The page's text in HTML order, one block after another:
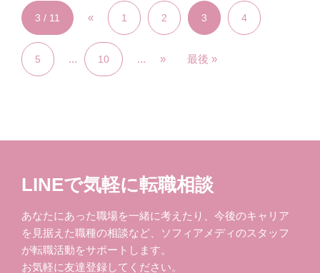
3 / 11 « 1 2 3 4
5 ... 10 ... » 最後 »
LINEで気軽に転職相談
あなたにあった職場を一緒に考えたり、今後のキャリア
を見据えた職種の相談など、ソフィアメディのスタッフ
が転職活動をサポートします。
お気軽に友達登録してください。